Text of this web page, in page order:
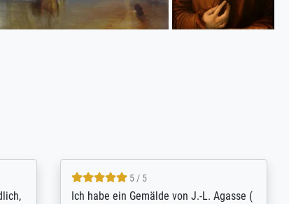
4.8 / 5
Qualité absolument irréprochable.